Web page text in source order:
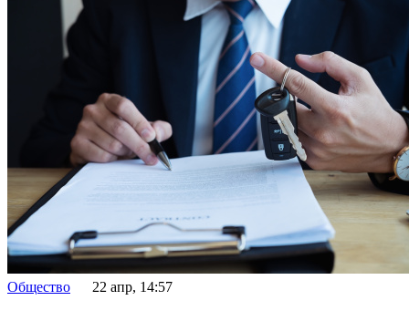
Общество 22 апр, 14:57